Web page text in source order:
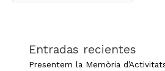
Entradas recientes
Presentem la Memòria